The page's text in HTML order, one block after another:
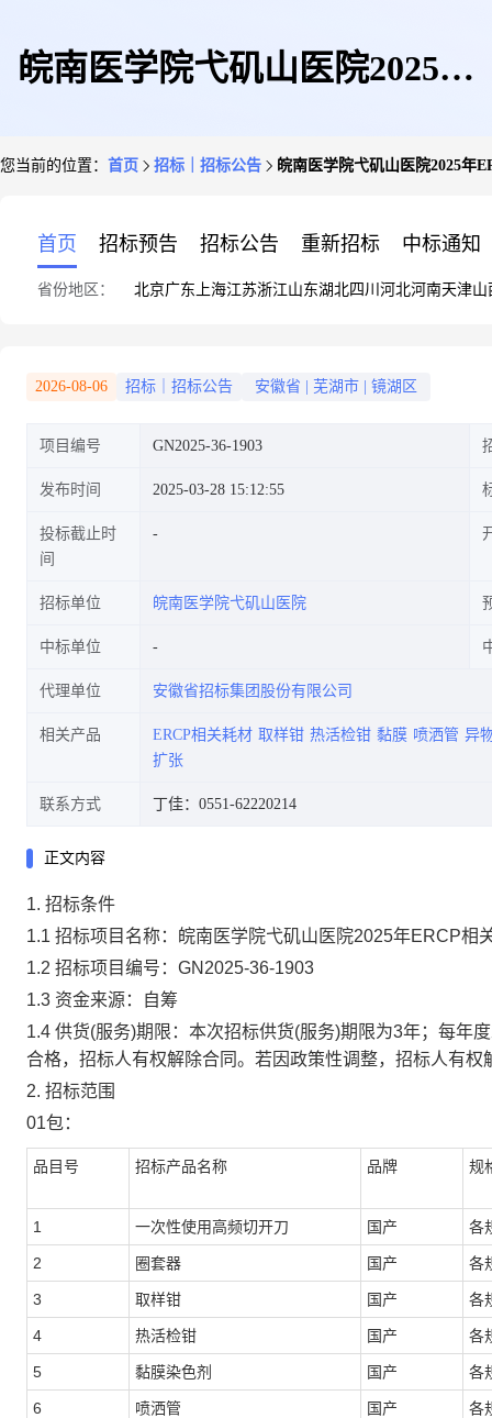
皖南医学院弋矶山医院2025年
您当前的位置： 首页 招标｜招标公告 皖南医学院弋矶山医院2025年
首页 招标预告 招标公告 重新招标 中标通知
省份地区： 北京广东 上海江苏浙江山东湖北四川 河北河南天津山
2026-08-06 招标｜招标公告 安徽省 芜湖市 镜湖区
项目编号 GN2025-36-1903
发布时间 2025-03-28 15:12:55
投标截止时
间
招标单位 皖南医学院弋矶山医院
中标单位
代理单位 安徽省招标集团股份有限公司
相关产品 ERCP相关耗材 取样钳 热活检钳 黏膜 喷洒管 异
扩张
联系方式 丁佳：0551-62220214
正文内容
1. 招标条件
1.1 招标项目名称：皖南医学院弋矶山医院2025年ERCP相
1.2 招标项目编号：GN2025-36-1903
1.3 资金来源：自筹
1.4 供货(服务)期限：本次招标供货(服务)期限为3年；每年
合格，招标人有权解除合同。若因政策性调整，招标人有权
2. 招标范围
01包：
品目号 招标产品名称 品牌 规
1 一次性使用高频切开刀 国产 各
2 圈套器 国产 各
3 取样钳 国产 各
4 热活检钳 国产 各
5 黏膜染色剂 国产 各
6 喷洒管 国产 各